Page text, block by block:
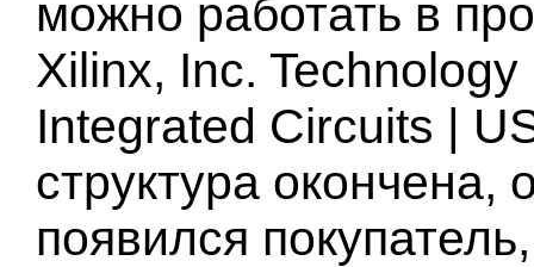
можно работать в
Xilinx, Inc.
Integrated Circuits |
структура окончена,
появился